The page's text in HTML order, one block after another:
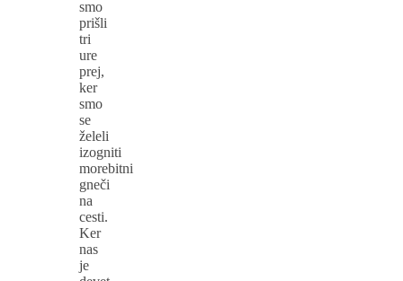
smo
prišli
tri
ure
prej,
ker
smo
se
želeli
izogniti
morebitni
gneči
na
cesti.
Ker
nas
je